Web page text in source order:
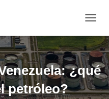
A
M
B
A
R
M
¿qué
petróleo?